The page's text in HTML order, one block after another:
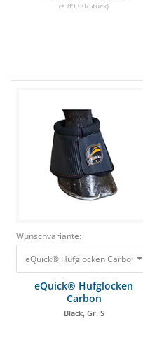
(€ 89,00/Stück)
Wunschvariante:
eQuick® Hufglocken Carbon
eQuick® Hufglocken
Carbon
Black, Gr. S